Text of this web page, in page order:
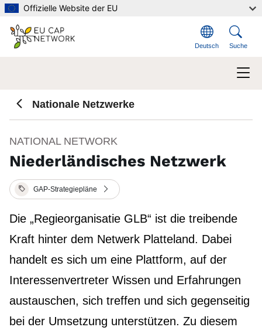
Direkt zum Inhalt
Offizielle Website der EU
Deutsch Suche
Nationale Netzwerke
NATIONAL NETWORK
Niederländisches Netzwerk
GAP-Strategiepläne
Die „Regieorganisatie GLB“ ist die treibende
Kraft hinter dem Netwerk Platteland. Dabei
handelt es sich um eine Plattform, auf der
Interessenvertreter Wissen und Erfahrungen
austauschen, sich treffen und sich gegenseitig
bei der Umsetzung unterstützen. Zu diesem